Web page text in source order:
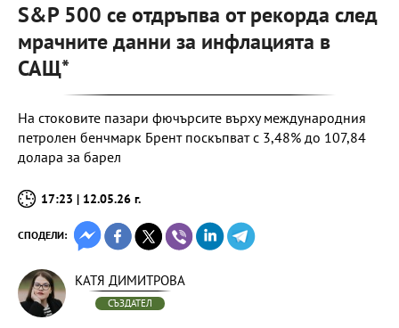
S&P 500 се отдръпва от рекорда след
мрачните данни за инфлацията в
САЩ*
На стоковите пазари фючърсите върху международния
петролен бенчмарк Брент поскъпват с 3,48% до 107,84
долара за барел
17:23 | 12.05.26 г.
СПОДЕЛИ:
КАТЯ ДИМИТРОВА
СЪЗДАТЕЛ